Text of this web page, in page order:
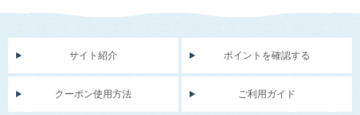
サイト紹介 ポイントを確認する
クーポン使用方法 ご利用ガイド